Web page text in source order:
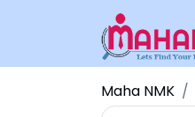
Maha NMK